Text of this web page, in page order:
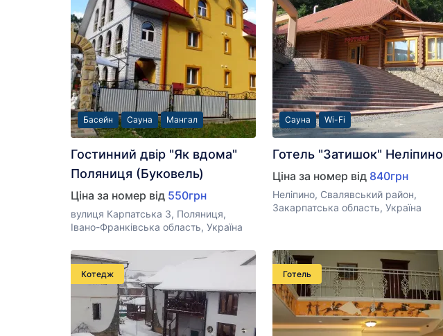
Басейн Сауна Мангал
Гостинний двір "Як вдома"
Поляниця (Буковель)
Ціна за номер від 550грн
вулиця Карпатська 3, Поляниця,
Івано-Франківська область, Україна
Сауна Wi-Fi
Готель "Затишок" Неліпино
Ціна за номер від 840грн
Неліпино, Свалявський район,
Закарпатська область, Україна
Котедж Готель